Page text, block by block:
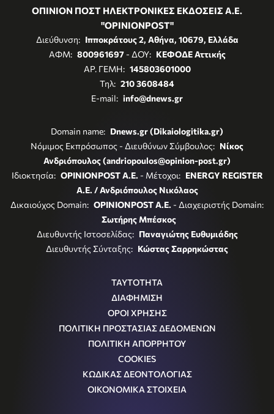
ΟΠΙΝΙΟΝ ΠΟΣΤ ΗΛΕΚΤΡΟΝΙΚΕΣ ΕΚΔΟΣΕΙΣ Α.Ε.
"OPINIONPOST"
Διεύθυνση: Ιπποκράτους 2, Αθήνα, 10679, Ελλάδα
ΑΦΜ: 800961697- ΔΟΥ: ΚΕΦΟΔΕ Αττικής
ΑΡ. ΓΕΜΗ: 145803601000
Τηλ: 210 3608484
E-mail: info@dnews.gr
Domain name: Dnews.gr (Dikaiologitika.gr)
Νόμιμος Εκπρόσωπος - Διευθύνων Σύμβουλος: Νίκος
Ανδριόπουλος (andriopoulos@opinion-post.gr)
Ιδιοκτησία: OPINIONPOST A.E. - Μέτοχοι: ENERGY REGISTER
Α.Ε. / Ανδριόπουλος Νικόλαος
Δικαιούχος Domain: OPINIONPOST A.E. - Διαχειριστής Domain:
Σωτήρης Μπέσκος
Διευθυντής Ιστοσελίδας: Παναγιώτης Ευθυμιάδης
Διευθυντής Σύνταξης: Κώστας Σαρρηκώστας
ΤΑΥΤΟΤΗΤΑ
ΔΙΑΦΗΜΙΣΗ
ΟΡΟΙ ΧΡΗΣΗΣ
ΠΟΛΙΤΙΚΗ ΠΡΟΣΤΑΣΙΑΣ ΔΕΔΟΜΕΝΩΝ
ΠΟΛΙΤΙΚΗ ΑΠΟΡΡΗΤΟΥ
COOKIES
ΚΩΔΙΚΑΣ ΔΕΟΝΤΟΛΟΓΙΑΣ
ΟΙΚΟΝΟΜΙΚΑ ΣΤΟΙΧΕΙΑ